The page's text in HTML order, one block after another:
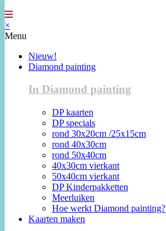
×
Menu
Nieuw!
Diamond painting
In Diamond painting
DP kaarten
DP specials
rond 30x20cm /25x15cm
rond 40x30cm
rond 50x40cm
40x30cm vierkant
50x40cm vierkant
DP Kinderpakketten
Meerluiken
Hoe werkt Diamond painting?
Kaarten maken